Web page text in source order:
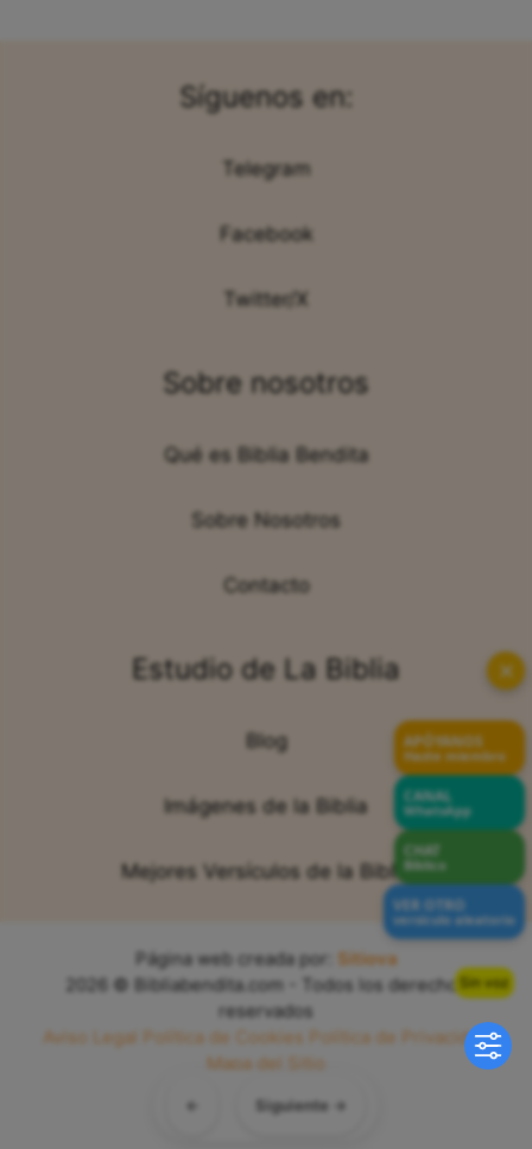
← Siguiente →
Sin voz
Síguenos en:
Telegram
Facebook
Twitter/X
Sobre nosotros
Qué es Biblia Bendita
Sobre Nosotros
Contacto
Estudio de La Biblia
Blog
Imágenes de la Biblia
Mejores Versículos de la Biblia
Página web creada por:
Sitiova
2026 © Bibliabendita.com - Todos los derechos
reservados
Aviso Legal
Política de Cookies
Política de Privacidad
Mapa del Sitio
✕
APÓYANOS
Hazte miembro
CANAL
WhatsApp
CHAT
Bíblico
VER OTRO
versículo aleatorio